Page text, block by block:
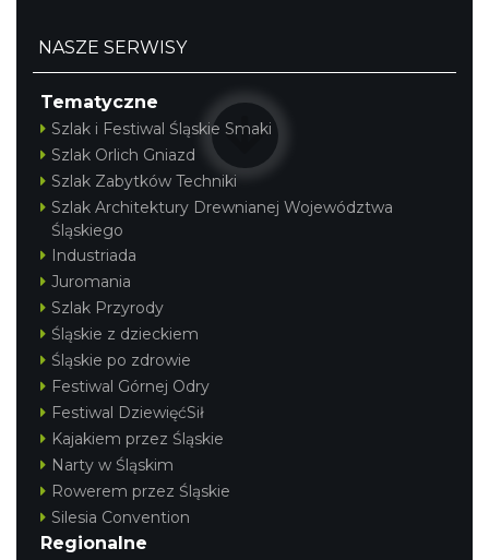
NASZE SERWISY
Tematyczne
Szlak i Festiwal Śląskie Smaki
Szlak Orlich Gniazd
Szlak Zabytków Techniki
Szlak Architektury Drewnianej Województwa
Śląskiego
Industriada
Juromania
Szlak Przyrody
Śląskie z dzieckiem
Śląskie po zdrowie
Festiwal Górnej Odry
Festiwal DziewięćSił
Kajakiem przez Śląskie
Narty w Śląskim
Rowerem przez Śląskie
Silesia Convention
Regionalne